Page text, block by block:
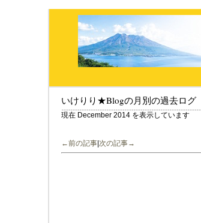
いけりり★Blogの月別の過去ログ
現在 December 2014 を表示しています
←前の記事 次の記事→